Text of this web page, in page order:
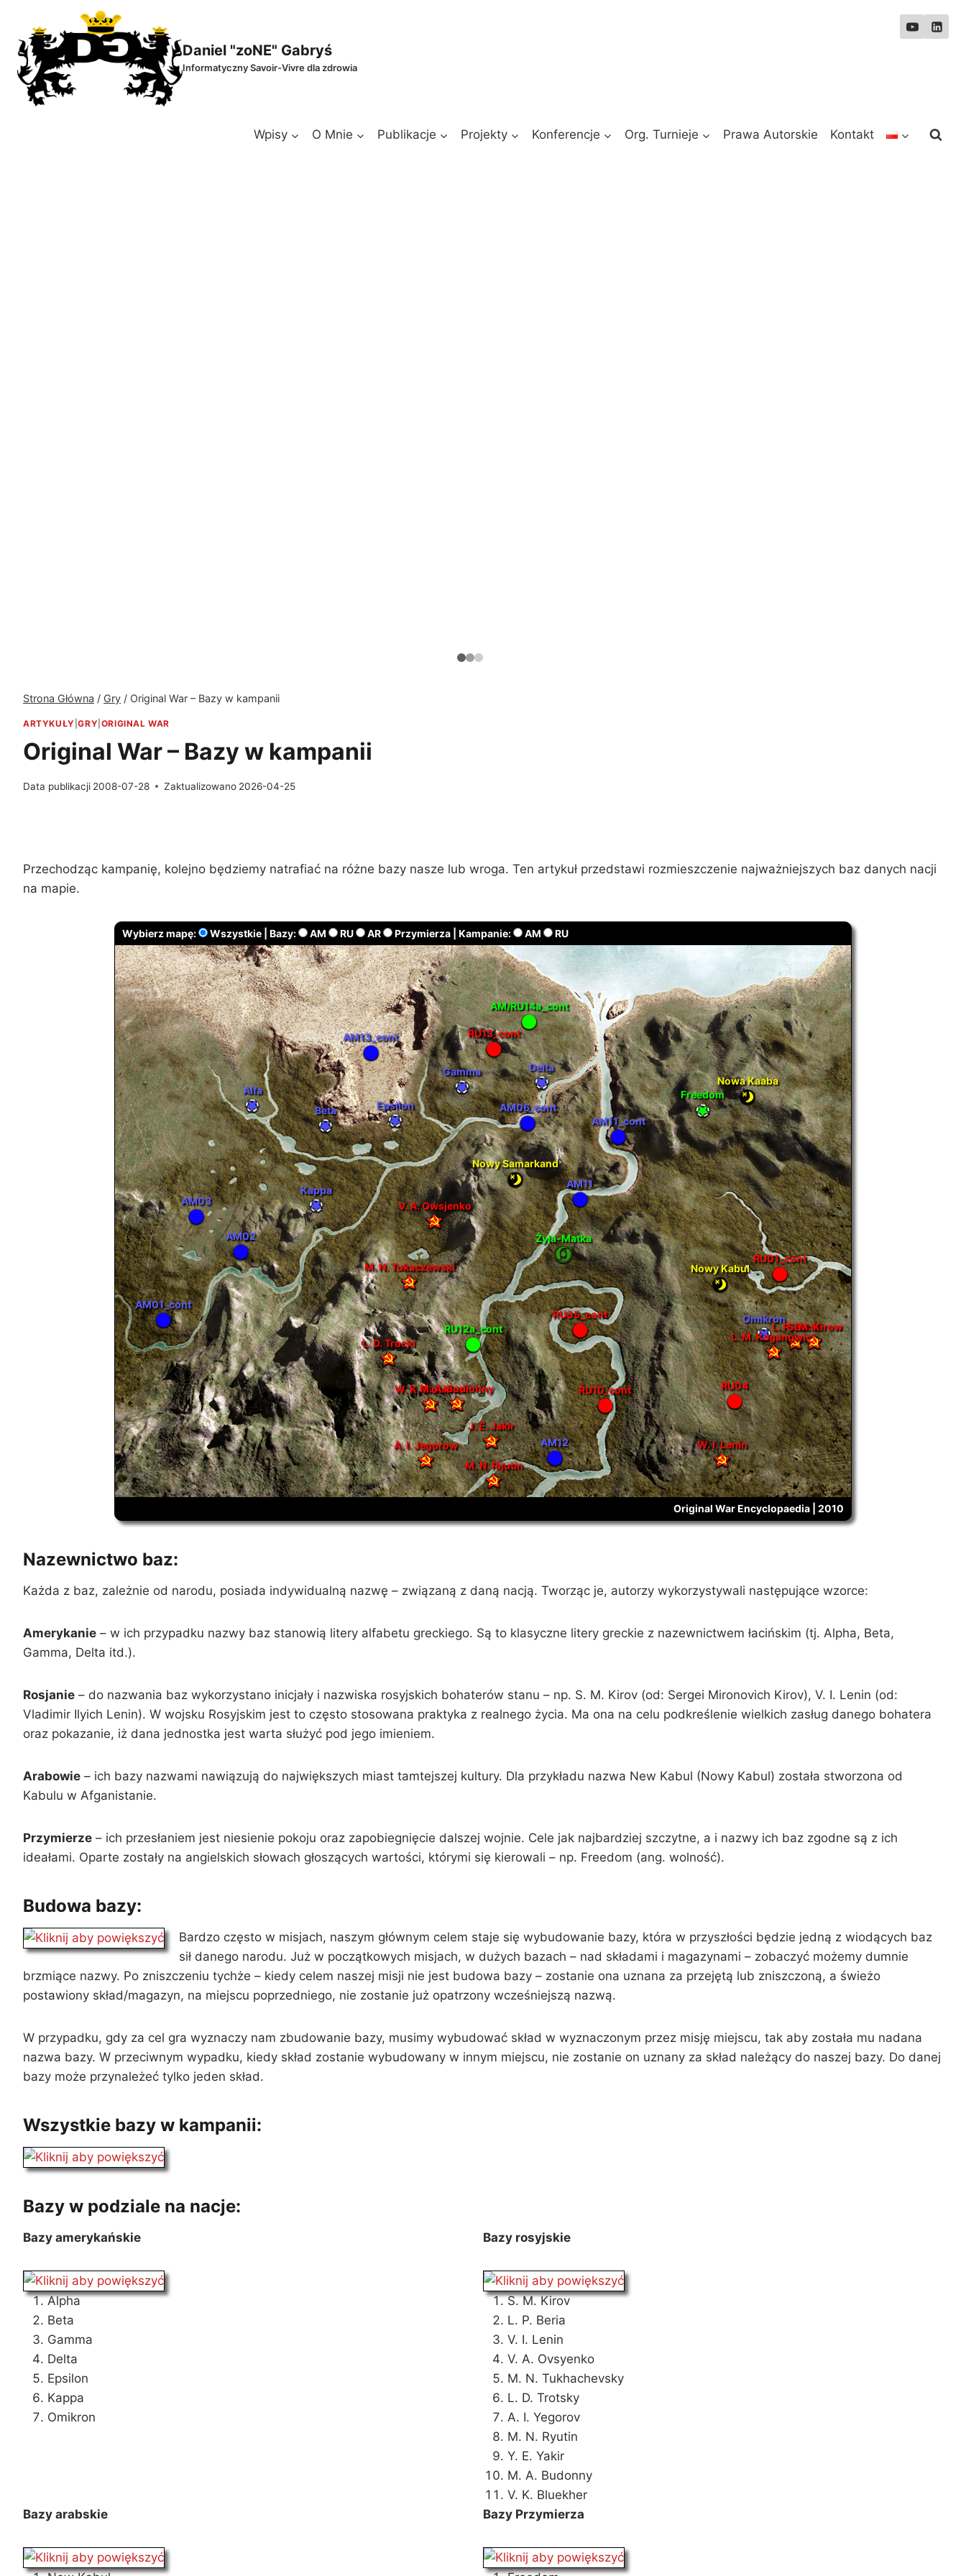
treści
Daniel "zoNE" Gabryś
Informatyczny Savoir-Vivre dla zdrowia
Wpisy O Mnie Publikacje Projekty Konferencje Org. Turnieje Prawa Autorskie Kontakt
Strona Główna / Gry / Original War – Bazy w kampanii
ARTYKUŁY |GRY ORIGINAL WAR
Original War – Bazy w kampanii
Data publikacji 2008-07-28 Zaktualizowano 2026-04-25
Przechodząc kampanię, kolejno będziemy natrafiać na różne bazy nasze lub wroga. Ten artykuł przedstawi rozmieszczenie najważniejszych baz danych nacji
na mapie.
Wybierz mapę: Wszystkie | Bazy: AM RU AR Przymierza | Kampanie: AM RU
Alfa
Beta
Delta
Epsilon
Gamma
Kappa
Omikron
AM01_cont
AM02
AM03
AM06_cont
AM11
AM11_cont
AM12
AM13_cont
L. P. Beria
W. K. Bluekher
M. A. Budionny
J. E. Jakir
A. I. Jegorow
L. M. Kaganowicz
S. M. Kirow
W. I. Lenin
V. A. Owsjenko
M. N. Rijutin
L. D. Trocki
M. N. Tukaczewski
RU01_cont
RU04
RU05_cont
RU10_cont
RU13_cont
Nowa Kaaba
Nowy Kabul
Nowy Samarkand
Freedom
RU12a_cont
AM/RU14a_cont
Żyła-Matka
Original War Encyclopaedia | 2010
Nazewnictwo baz:
Każda z baz, zależnie od narodu, posiada indywidualną nazwę – związaną z daną nacją. Tworząc je, autorzy wykorzystywali następujące wzorce:
Amerykanie – w ich przypadku nazwy baz stanowią litery alfabetu greckiego. Są to klasyczne litery greckie z nazewnictwem łacińskim (tj. Alpha, Beta,
Gamma, Delta itd.).
Rosjanie – do nazwania baz wykorzystano inicjały i nazwiska rosyjskich bohaterów stanu – np. S. M. Kirov (od: Sergei Mironovich Kirov), V. I. Lenin (od:
Vladimir Ilyich Lenin). W wojsku Rosyjskim jest to często stosowana praktyka z realnego życia. Ma ona na celu podkreślenie wielkich zasług danego bohatera
oraz pokazanie, iż dana jednostka jest warta służyć pod jego imieniem.
Arabowie – ich bazy nazwami nawiązują do największych miast tamtejszej kultury. Dla przykładu nazwa New Kabul (Nowy Kabul) została stworzona od
Kabulu w Afganistanie.
Przymierze – ich przesłaniem jest niesienie pokoju oraz zapobiegnięcie dalszej wojnie. Cele jak najbardziej szczytne, a i nazwy ich baz zgodne są z ich
ideałami. Oparte zostały na angielskich słowach głoszących wartości, którymi się kierowali – np. Freedom (ang. wolność).
Budowa bazy:
Bardzo często w misjach, naszym głównym celem staje się wybudowanie bazy, która w przyszłości będzie jedną z wiodących baz
sił danego narodu. Już w początkowych misjach, w dużych bazach – nad składami i magazynami – zobaczyć możemy dumnie
brzmiące nazwy. Po zniszczeniu tychże – kiedy celem naszej misji nie jest budowa bazy – zostanie ona uznana za przejętą lub zniszczoną, a świeżo
postawiony skład/magazyn, na miejscu poprzedniego, nie zostanie już opatrzony wcześniejszą nazwą.
W przypadku, gdy za cel gra wyznaczy nam zbudowanie bazy, musimy wybudować skład w wyznaczonym przez misję miejscu, tak aby została mu nadana
nazwa bazy. W przeciwnym wypadku, kiedy skład zostanie wybudowany w innym miejscu, nie zostanie on uznany za skład należący do naszej bazy. Do danej
bazy może przynależeć tylko jeden skład.
Wszystkie bazy w kampanii:
Bazy w podziale na nacje:
Bazy amerykańskie
Alpha
Beta
Gamma
Delta
Epsilon
Kappa
Omikron
Bazy rosyjskie
S. M. Kirov
L. P. Beria
V. I. Lenin
V. A. Ovsyenko
M. N. Tukhachevsky
L. D. Trotsky
A. I. Yegorov
M. N. Ryutin
Y. E. Yakir
M. A. Budonny
V. K. Bluekher
Bazy arabskie
Bazy Przymierza